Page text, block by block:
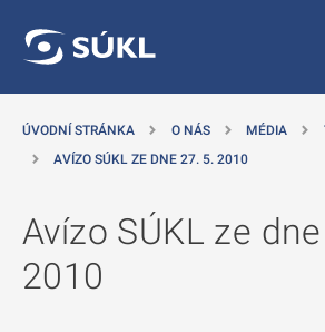
ÚVODNÍ STRÁNKA O NÁS MÉDIA
AVÍZO SÚKL ZE DNE 27. 5. 2010
Avízo SÚKL ze
2010